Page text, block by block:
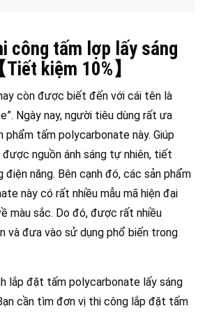
công tấm lợp lấy sáng
kiệm 10%】
còn được biết đến với cái tên là
Ngày nay, người tiêu dùng rất ưa
phẩm tấm polycarbonate này. Giúp
nguồn ánh sáng tự nhiên, tiết
điện năng. Bên cạnh đó, các sản phẩm
này có rất nhiều mẫu mã hiện đại
màu sắc. Do đó, được rất nhiều
và đưa vào sử dụng phổ biến trong
lắp đặt tấm polycarbonate lấy sáng
cần tìm đơn vị thi công lắp đặt tấm